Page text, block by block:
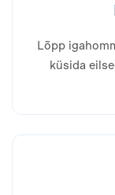
Lõpp
küsida